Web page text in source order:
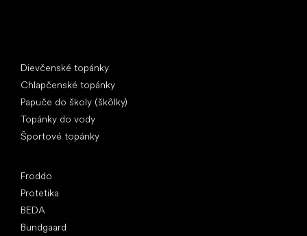
Dievčenské topánky
Chlapčenské topánky
Papuče do školy (škôlky)
Topánky do vody
Športové topánky
Froddo
Protetika
BEDA
Bundgaard